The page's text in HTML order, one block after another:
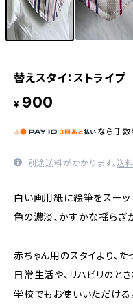
替えスタイ：ストライプ
¥ 900
なら 手
別途送料がかかります。送
白い画用紙に絵筆をスーッ
色の濃淡、かすかな揺らぎ
赤ちゃん用のスタイより、た
日常生活や、リハビリのとき
学校でもお使いいただける